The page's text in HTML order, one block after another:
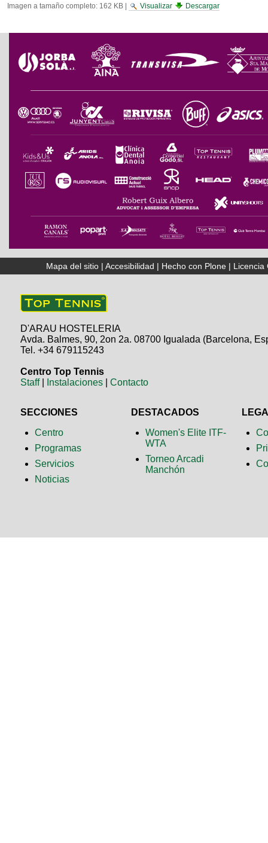
Imagen a tamaño completo: 162 KB| Visualizar Descargar
Mapa del sitio |Accesibilidad | Hecho con Plone | Licencia
D'ARAU HOSTELERIA
Avda. Balmes, 90, 2on 2a. 08700 Igualada (Barcelona,
Tel. +34 679115243
Centro Top Tennis
Staff| Instalaciones |Contacto
SECCIONES
Centro
Programas
Servicios
Noticias
DESTACADOS
Women's Elite ITF-
WTA
Torneo Arcadi
Manchón